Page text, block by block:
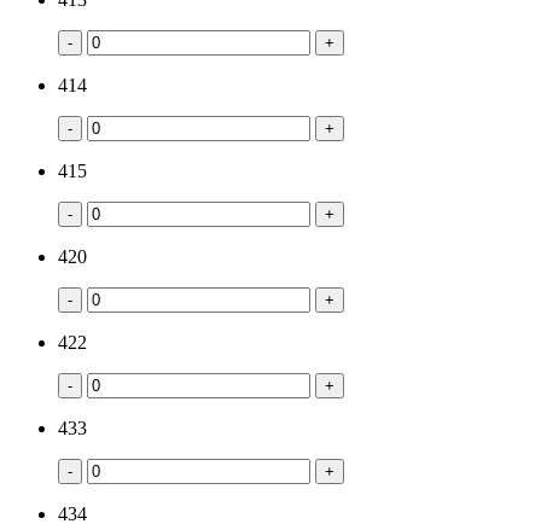
- +
414
- +
415
- +
420
- +
422
- +
433
- +
434